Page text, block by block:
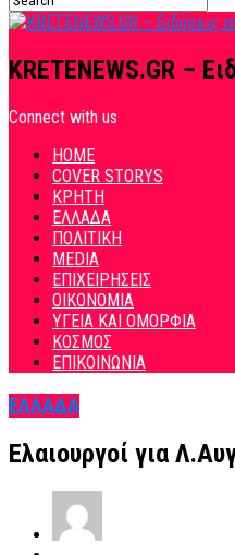
KRETENEWS.GR –
Connect with us
HOME
COVER STORYS
ΚΡΗΤΗ
ΕΛΛΑΔΑ
ΠΟΛΙΤΙΚΗ
MEDIA
ΕΠΙΧΕΙΡΗΣΕΙΣ
ΟΙΚΟΝΟΜΙΑ
ΥΓΕΙΑ ΚΑΙ ΟΜΟΡΦΙΑ
ΚΟΣΜΟΣ
ΕΠΙΚΟΙΝΩΝΙΑ
ΕΛΛΑΔΑ
Ελαιουργοί για